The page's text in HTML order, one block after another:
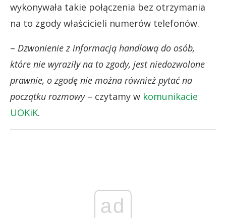
wykonywała takie połączenia bez otrzymania
na to zgody właścicieli numerów telefonów.
– Dzwonienie z informacją handlową do osób,
które nie wyraziły na to zgody, jest niedozwolone
prawnie, o zgodę nie można również pytać na
początku rozmowy– czytamy w komunikacie
UOKiK.
ad